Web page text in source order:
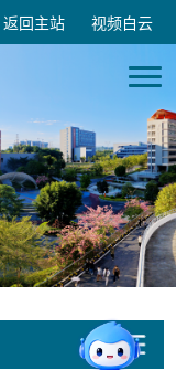
返回主站 视频白云